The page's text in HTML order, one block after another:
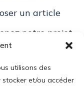
utilisons des
stocker et/ou accéder
un article
notre projet